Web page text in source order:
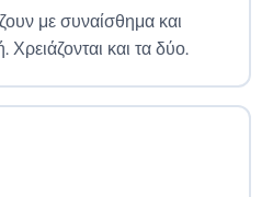
με συναίσθημα και
Χρειάζονται και τα δύο.